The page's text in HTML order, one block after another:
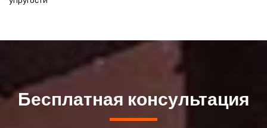
Бесплатная консультация